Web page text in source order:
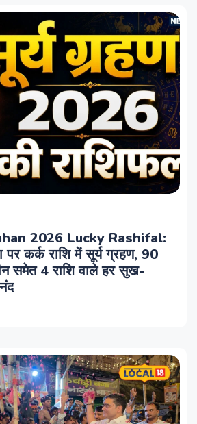
2026 Lucky Rashifal:
पर कर्क राशि में सूर्य ग्रहण, 90
समेत 4 राशि वाले हर सुख-